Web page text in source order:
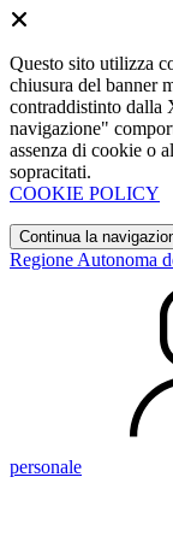
Questo sito utilizza
chiusura del banner
contraddistinto dalla
navigazione"
assenza di cookie o
sopracitati.
COOKIE POLICY
Continua la
Regione Autonoma
personale